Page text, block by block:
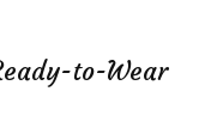
to-Wear